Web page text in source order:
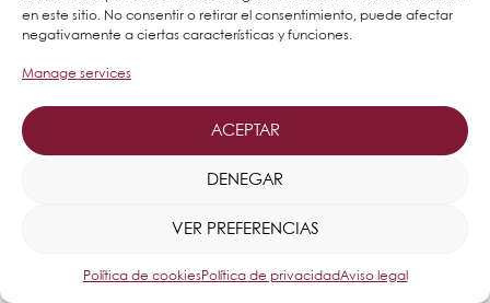
en este sitio. No consentir o retirar el consentimiento, puede afectar
negativamente a ciertas características y funciones.
Manage services
ACEPTAR
DENEGAR
VER PREFERENCIAS
Política de cookiesPolítica de privacidadAviso legal